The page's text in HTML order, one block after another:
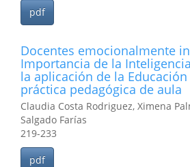
pdf
Docentes emocionalmente
Importancia de la
la aplicación de la
práctica pedagógica de aula
Claudia Costa Rodriguez, Ximena
Salgado Farías
219-233
pdf